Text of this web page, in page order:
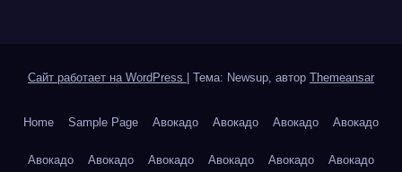
Сайт работает на WordPress Тема: Newsup, автор Themeansar
Home Sample Page Авокадо Авокадо Авокадо Авокадо
Авокадо Авокадо Авокадо Авокадо Авокадо Авокадо